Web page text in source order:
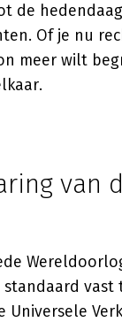
de
Of je nu
meer wilt
van
standaard
Universele